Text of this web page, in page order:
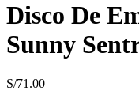
Disco De
Sunny
S/71.00